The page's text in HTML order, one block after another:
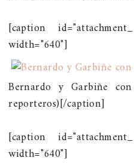
[caption
width="640"]
Bernardo y Garbiñe
reporteros)[/caption]
[caption
width="640"]